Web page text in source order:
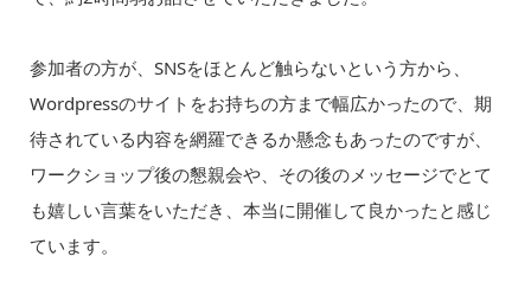
参加者の方が、SNSをほとんど触らないという方から、
Wordpressのサイトをお持ちの方まで幅広かったので、期
待されている内容を網羅できるか懸念もあったのですが、
ワークショップ後の懇親会や、その後のメッセージでとて
も嬉しい言葉をいただき、本当に開催して良かったと感じ
ています。